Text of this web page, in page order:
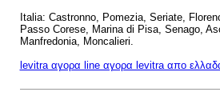
Italia: Castronno, Pomezia, Seriate,
Passo Corese, Marina di Pisa, Senago,
Manfredonia, Moncalieri.
levitra αγορα line αγορα levitra απο